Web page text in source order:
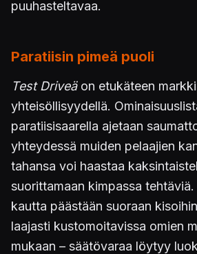
puuhasteltavaa.
Paratiisin pimeä puoli
Test Driveäon etukäteen
yhteisöllisyydellä.
paratiisisaarella ajetaan
yhteydessä muiden pelaajien
tahansa voi haastaa
suorittamaan kimpassa tehtäviä.
kautta päästään suoraan
laajasti kustomoitavissa omien
mukaan – säätövaraa löytyy